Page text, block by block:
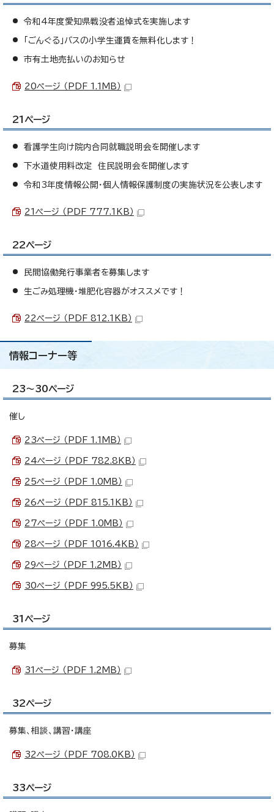
令和4年度愛知県戦没者追悼式を実施します
「ごんぐる」バスの小学生運賃を無料化します！
市有土地売払いのお知らせ
20ページ （PDF 1.1MB）
21ページ
看護学生向け院内合同就職説明会を開催します
下水道使用料改定 住民説明会を開催します
令和3年度情報公開・個人情報保護制度の実施状況を公表します
21ページ （PDF 777.1KB）
22ページ
民間協働発行事業者を募集します
生ごみ処理機・堆肥化容器がオススメです！
22ページ （PDF 812.1KB）
情報コーナー等
23～30ページ
催し
23ページ （PDF 1.1MB）
24ページ （PDF 782.8KB）
25ページ （PDF 1.0MB）
26ぺージ （PDF 815.1KB）
27ページ （PDF 1.0MB）
28ページ （PDF 1016.4KB）
29ページ （PDF 1.2MB）
30ページ （PDF 995.5KB）
31ページ
募集
31ページ （PDF 1.2MB）
32ページ
募集、相談、講習・講座
32ページ （PDF 708.0KB）
33ページ